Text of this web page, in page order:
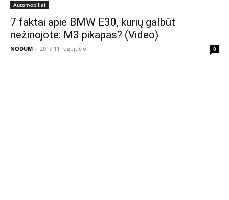
Automobiliai
7 faktai apie BMW E30, kurių galbūt
nežinojote: M3 pikapas? (Video)
NODUM - 2017 11 rugpjūčio 0